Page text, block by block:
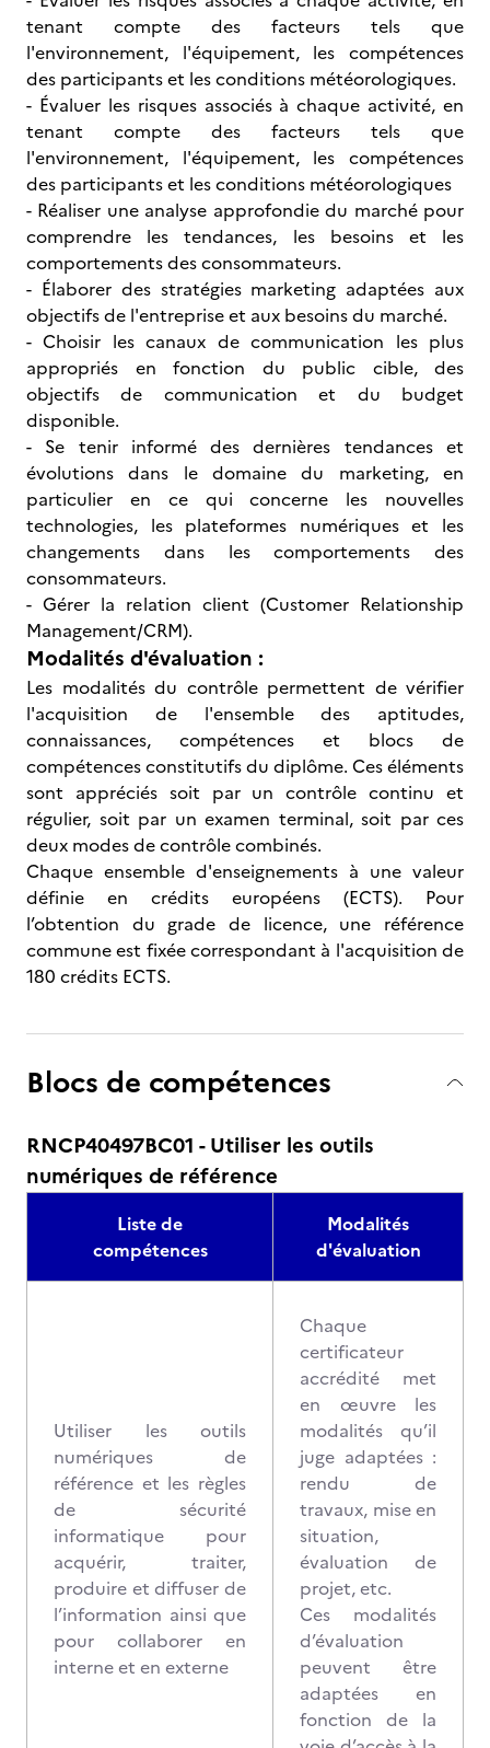
tenant compte des facteurs tels que
l'environnement, l'équipement, les compétences
des participants et les conditions météorologiques.
- Évaluer les risques associés à chaque activité, en
tenant compte des facteurs tels que
l'environnement, l'équipement, les compétences
des participants et les conditions météorologiques
- Réaliser une analyse approfondie du marché pour
comprendre les tendances, les besoins et les
comportements des consommateurs.
- Élaborer des stratégies marketing adaptées aux
objectifs de l'entreprise et aux besoins du marché.
- Choisir les canaux de communication les plus
appropriés en fonction du public cible, des
objectifs de communication et du budget
disponible.
- Se tenir informé des dernières tendances et
évolutions dans le domaine du marketing, en
particulier en ce qui concerne les nouvelles
technologies, les plateformes numériques et les
changements dans les comportements des
consommateurs.
- Gérer la relation client (Customer Relationship
Management/CRM).
Modalités d'évaluation :
Les modalités du contrôle permettent de vérifier
l'acquisition de l'ensemble des aptitudes,
connaissances, compétences et blocs de
compétences constitutifs du diplôme. Ces éléments
sont appréciés soit par un contrôle continu et
régulier, soit par un examen terminal, soit par ces
deux modes de contrôle combinés.
Chaque ensemble d'enseignements à une valeur
définie en crédits européens (ECTS). Pour
l’obtention du grade de licence, une référence
commune est fixée correspondant à l'acquisition de
180 crédits ECTS.
Blocs de compétences
RNCP40497BC01 - Utiliser les outils
numériques de référence
Liste de
compétences
Modalités
d'évaluation
Utiliser les outils
numériques de
référence et les règles
de sécurité
informatique pour
acquérir, traiter,
produire et diffuser de
l’information ainsi que
pour collaborer en
interne et en externe
Chaque
certificateur
accrédité met
en œuvre les
modalités qu’il
juge adaptées :
rendu de
travaux, mise en
situation,
évaluation de
projet, etc.
Ces modalités
d’évaluation
peuvent être
adaptées en
fonction de la